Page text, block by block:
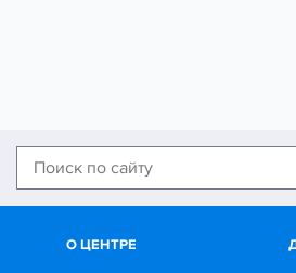
О ЦЕНТРЕ